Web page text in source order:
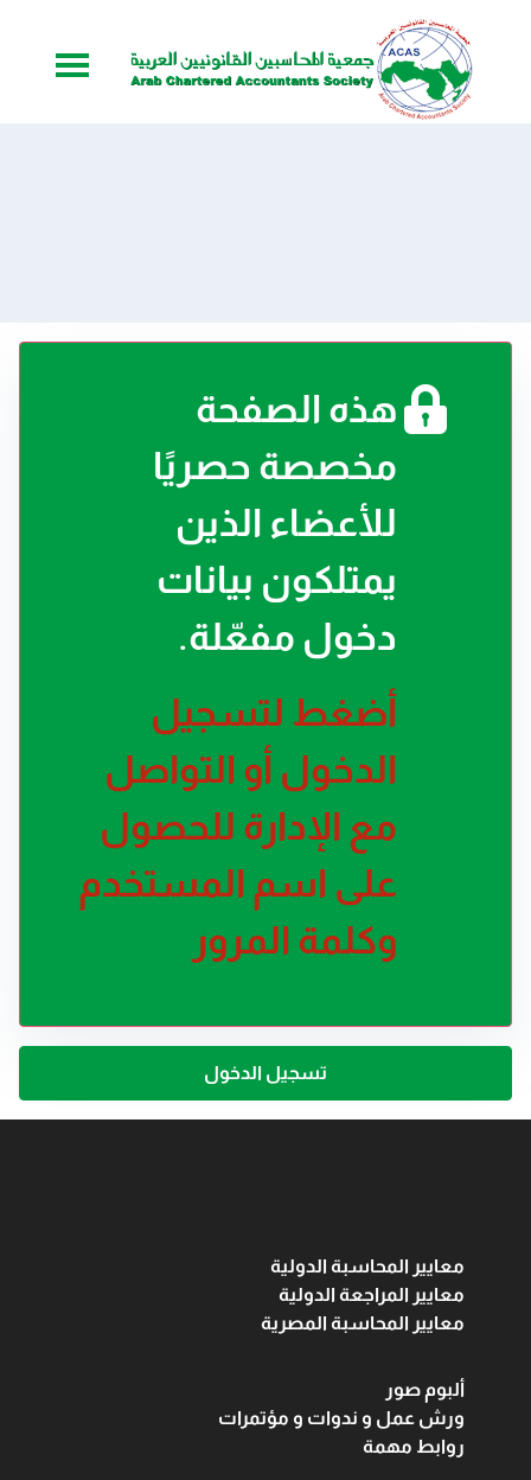
هذه الصفحة
مخصصة حصريًا
للأعضاء الذين
يمتلكون بيانات
دخول مفعّلة.
أضغط لتسجيل
الدخول أو التواصل
مع الإدارة للحصول
على اسم المستخدم
وكلمة المرور
تسجيل الدخول
معايير المحاسبة الدولية
معايير المراجعة الدولية
معايير المحاسبة المصرية
ألبوم صور
ورش عمل و ندوات و مؤتمرات
روابط مهمة